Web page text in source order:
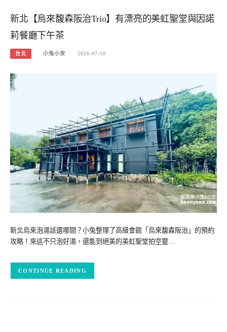
新北【烏來馥森阪治Trio】有漂亮的美虹聖堂與因諾
莉餐廳下午茶
台北 小兔小安 2026-07-10
新北烏來泡湯該選哪間？小兔整理了高級會館「烏來馥森阪治」的預約
攻略！來這不只泡好湯，還能到絕美的美虹聖堂拍空靈…
CONTINUE READING